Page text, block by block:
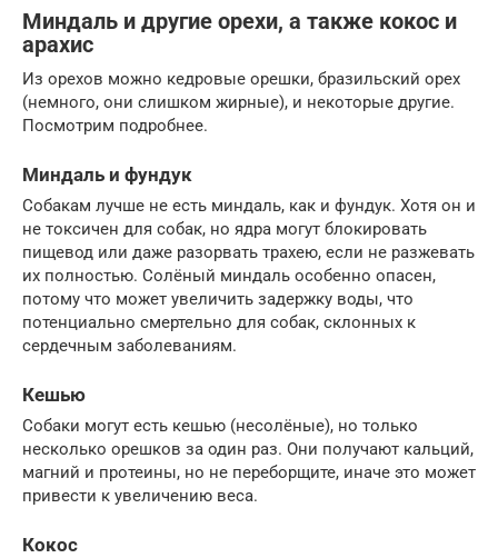
Миндаль и другие орехи, а также кокос и
арахис
Из орехов можно кедровые орешки, бразильский орех
(немного, они слишком жирные), и некоторые другие.
Посмотрим подробнее.
Миндаль и фундук
Собакам лучше не есть миндаль, как и фундук. Хотя он и
не токсичен для собак, но ядра могут блокировать
пищевод или даже разорвать трахею, если не разжевать
их полностью. Солёный миндаль особенно опасен,
потому что может увеличить задержку воды, что
потенциально смертельно для собак, склонных к
сердечным заболеваниям.
Кешью
Собаки могут есть кешью (несолёные), но только
несколько орешков за один раз. Они получают кальций,
магний и протеины, но не переборщите, иначе это может
привести к увеличению веса.
Кокос